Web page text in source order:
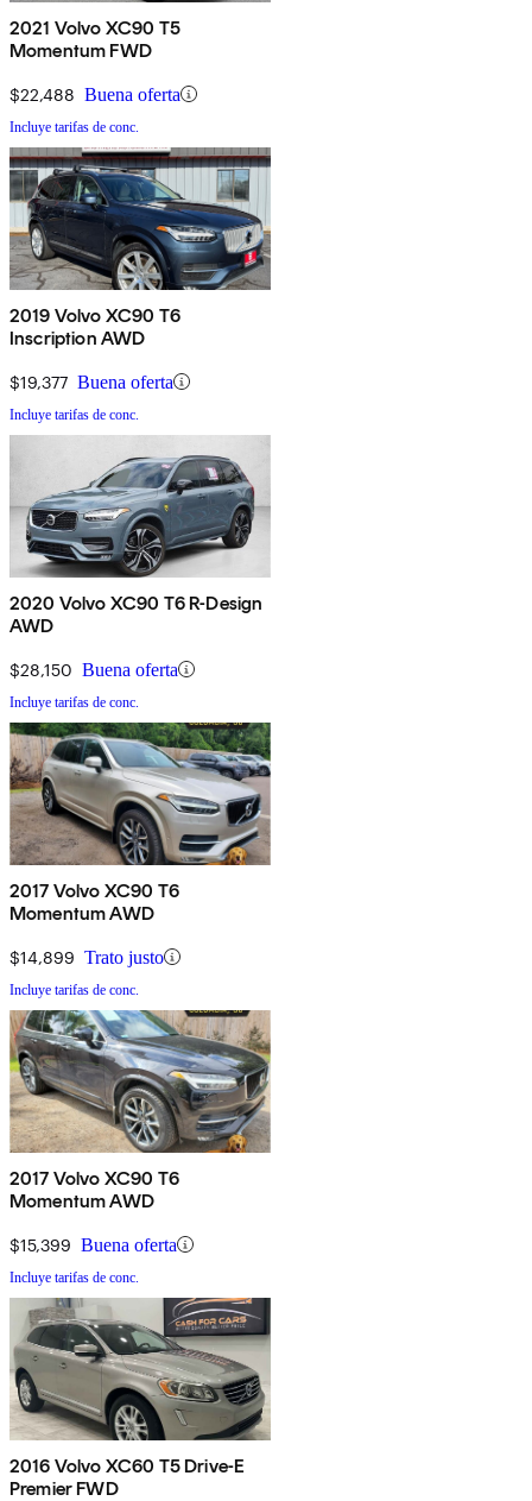
2021 Volvo XC90 T5
Momentum FWD
$22,488 Buena oferta
Incluye tarifas de conc.
2019 Volvo XC90 T6
Inscription AWD
$19,377 Buena oferta
Incluye tarifas de conc.
2020 Volvo XC90 T6 R-Design
AWD
$28,150 Buena oferta
Incluye tarifas de conc.
2017 Volvo XC90 T6
Momentum AWD
$14,899 Trato justo
Incluye tarifas de conc.
2017 Volvo XC90 T6
Momentum AWD
$15,399 Buena oferta
Incluye tarifas de conc.
2016 Volvo XC60 T5 Drive-E
Premier FWD